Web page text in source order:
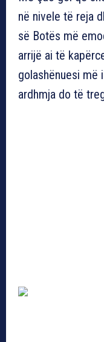
në nivele të reja
së Botës më
arrijë ai të
golashënuesi më
ardhmja do të